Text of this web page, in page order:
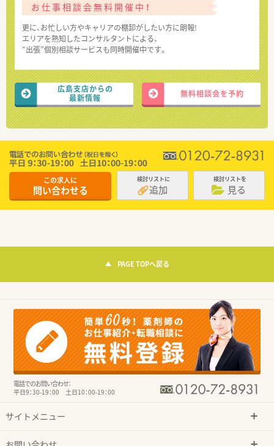
お仕事相談会無料開催中！
更に、お忙しい方やキャリアの棚卸がしたい方に朗報!
エリアを熟知したコンサルタントによる、
“出張”個別相談サービスも同時開催中です。
広島支店からの
最新情報
無料相談会を予約
この求人に
問い合わせる
検討リストに
追加
検討リストを
見る
PAGE TOPへ戻る
電話でのお問い合わせ：
平日9：30-19：00 土日10：00-19：00
サイトメニュー